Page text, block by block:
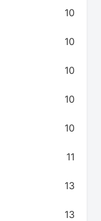
10
10
10
10
10
11
13
13